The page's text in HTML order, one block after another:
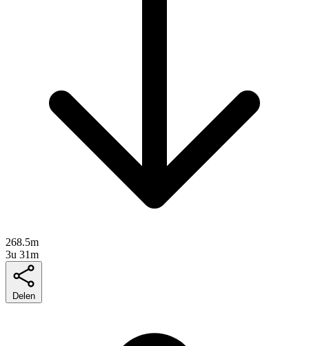
268.5m
3u 31m
Delen